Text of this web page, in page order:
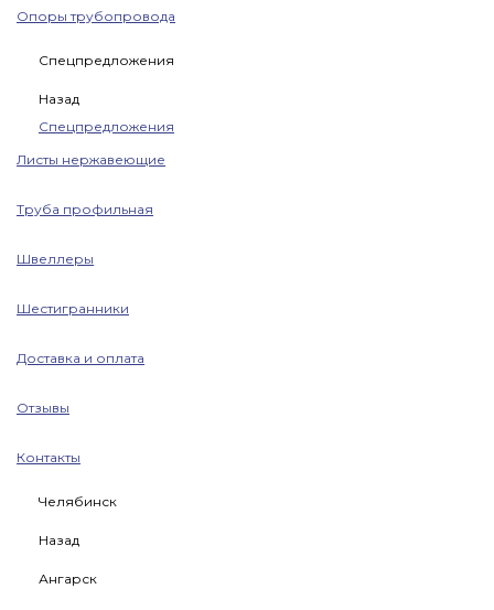
Опоры трубопровода
Спецпредложения
Назад
Спецпредложения
Листы нержавеющие
Труба профильная
Швеллеры
Шестигранники
Доставка и оплата
Отзывы
Контакты
Челябинск
Назад
Ангарск